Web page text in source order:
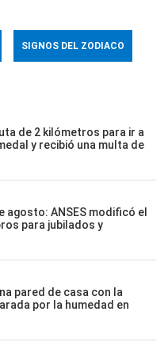
SIGNOS DEL ZODIACO
de 2 kilómetros para ir a
y recibió una multa de
agosto: ANSES modificó el
para jubilados y
pared de casa con la
por la humedad en